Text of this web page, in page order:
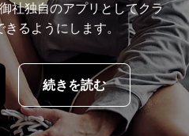
社独自のアプリとしてクラ
るようにします。
続きを読む